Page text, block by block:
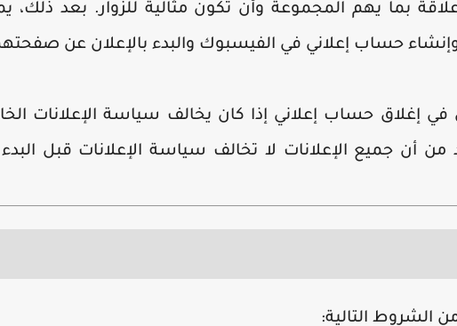
بما يهم المجموعة وأن تكون مثالية للزوار. بعد ذلك،
حساب إعلاني في الفيسبوك والبدء بالإعلان عن
في إغلاق حساب إعلاني إذا كان يخالف سياسة الإعلانات
أن جميع الإعلانات لا تخالف سياسة الإعلانات قبل
الشروط التالية: